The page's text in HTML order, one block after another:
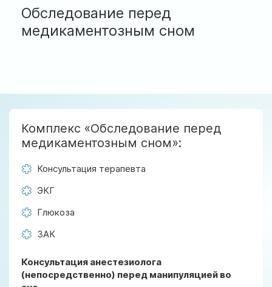
ул. Соборная, 128/1, г. Ирпень
official@test.test.vesta-med.com
Обследование перед
медикаментозным сном
Комплекс «Обследование перед
медикаментозным сном»:
Консультация терапевта
ЭКГ
Глюкоза
ЗАК
Консультация анестезиолога
(непосредственно) перед манипуляцией во